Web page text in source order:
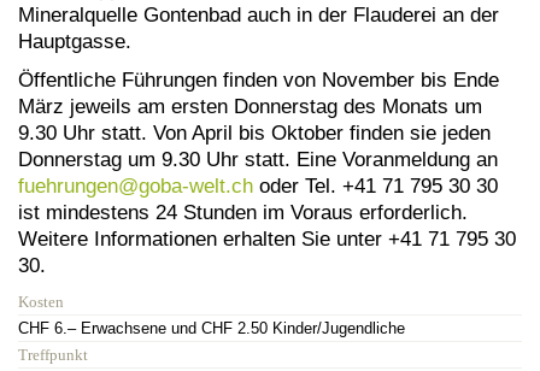
Mineralquelle Gontenbad auch in der Flauderei an der
Hauptgasse.
Öffentliche Führungen finden von November bis Ende
März jeweils am ersten Donnerstag des Monats um
9.30 Uhr statt. Von April bis Oktober finden sie jeden
Donnerstag um 9.30 Uhr statt.
Eine Voranmeldung an
fuehrungen@goba-welt.ch oder Tel. +41 71 795 30 30
ist mindestens 24 Stunden im Voraus erforderlich.
Weitere Informationen erhalten Sie unter +41 71 795 30
30.
Kosten
CHF 6.– Erwachsene und CHF 2.50 Kinder/Jugendliche
Treffpunkt